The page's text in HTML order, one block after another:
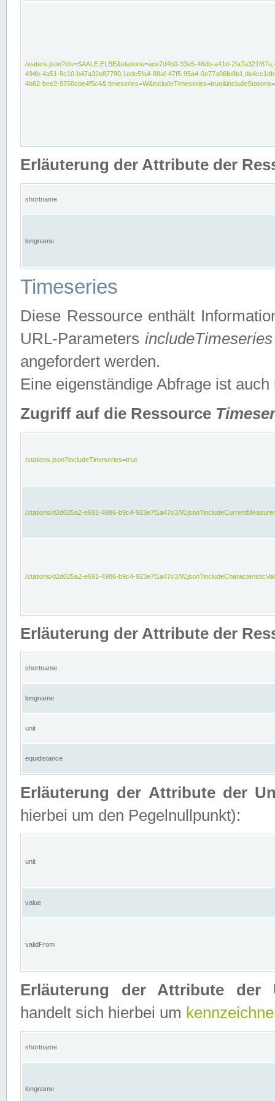
/waters.json?ids=SAALE,ELBE&stations=ace7d4b0-33e5-46db-a41d-
494b-4a51-8c10-b47a32e87790,1edc5fa4-88af-47f5-95a4-
4b62-bee2-9750cbe4f5c4&
Erläuterung der Attribute der
shortname
longname
Timeseries
Diese Ressource enthält
URL-ParametersincludeTimeseries
angefordert werden.
Eine eigenständige Abfrage ist auch
Zugriff auf die Ressource
/stations.json?includeTimeseries=true
/stations/d2d025a2-e691-4986-b9c4-923e7f1a47c3/
/stations/d2d025a2-e691-4986-b9c4-923e7f1a47c3/
Erläuterung der Attribute der
shortname
longname
unit
equidistance
Erläuterung der Attribute der
hierbei um den Pegelnullpunkt):
unit
value
validFrom
Erläuterung der Attribute der
handelt sich hierbei um
shortname
longname